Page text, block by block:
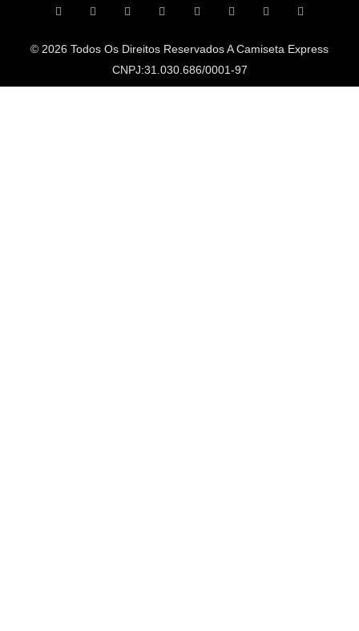
© 2026 Todos Os Direitos Reservados ACamiseta Express
CNPJ:31.030.686/0001-97